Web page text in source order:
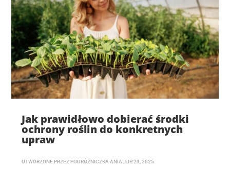
Jak prawidłowo dobierać środki
ochrony roślin do konkretnych
upraw
UTWORZONE PRZEZ PODRÓŻNICZKA ANIA | LIP 23, 2025